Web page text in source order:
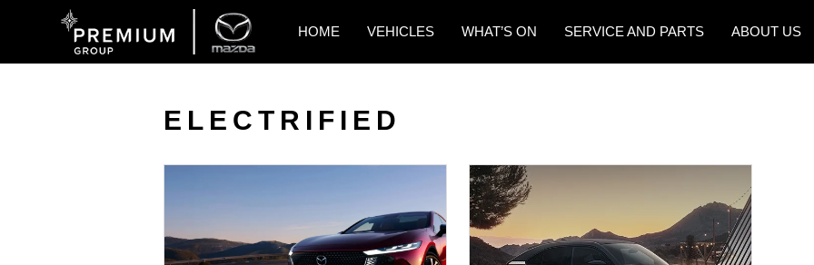
HOME VEHICLES WHAT’S ON SERVICE AND PARTS ABOUT US
ELECTRIFIED